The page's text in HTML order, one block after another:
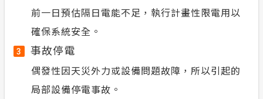
前一日預估隔日電能不足，執行計畫性限電用以
確保系統安全。
3 事故停電
偶發性因天災外力或設備問題故障，所以引起的
局部設備停電事故。